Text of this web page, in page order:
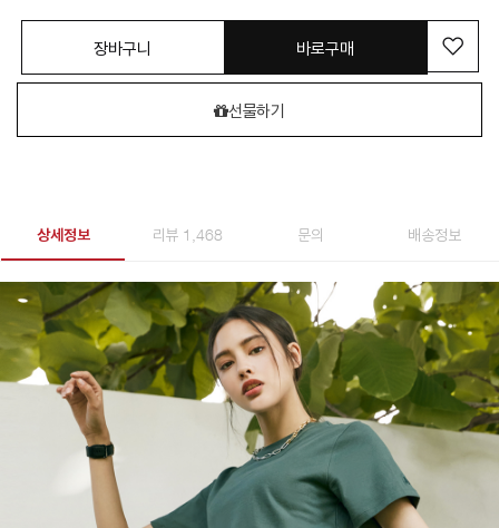
장바구니 바로구매
선물하기
상세정보 리뷰 1,468 문의 배송정보